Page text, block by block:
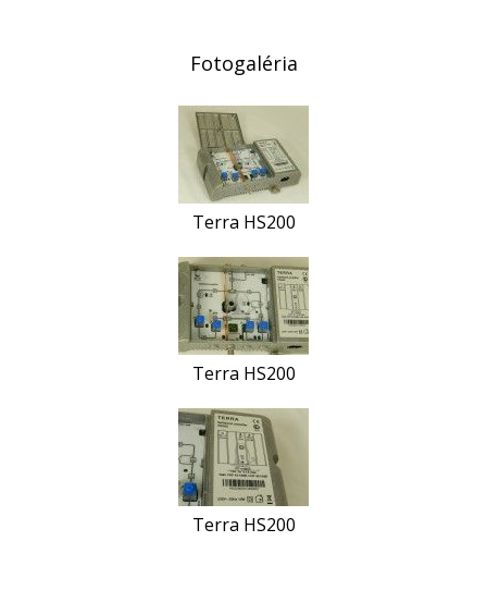
Fotogaléria
Terra HS200
Terra HS200
Terra HS200